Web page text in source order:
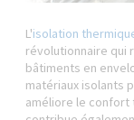
L'isolation
révolutionnaire qui
bâtiments en
matériaux isolants
améliore le confort